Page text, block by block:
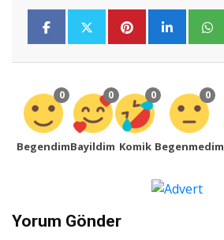
0
Begendim
0
Bayildim
0
Komik
0
Begenmedim
Yorum Gönder